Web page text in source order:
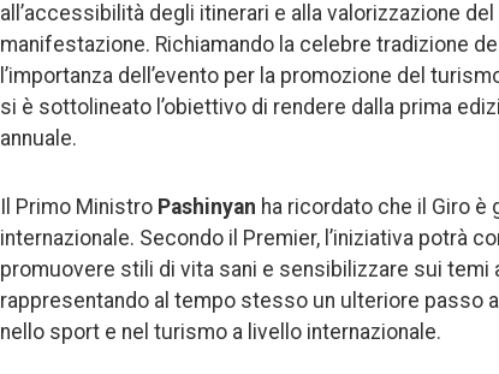
all’accessibilità degli itinerari e alla valorizzazione
manifestazione. Richiamando la celebre tradizione
l’importanza dell’evento per la promozione del
si è sottolineato l’obiettivo di rendere dalla prima
annuale.
Il Primo Ministro Pashinyan ha ricordato che il Giro
internazionale. Secondo il Premier, l’iniziativa potrà
promuovere stili di vita sani e sensibilizzare sui
rappresentando al tempo stesso un ulteriore passo
nello sport e nel turismo a livello internazionale.